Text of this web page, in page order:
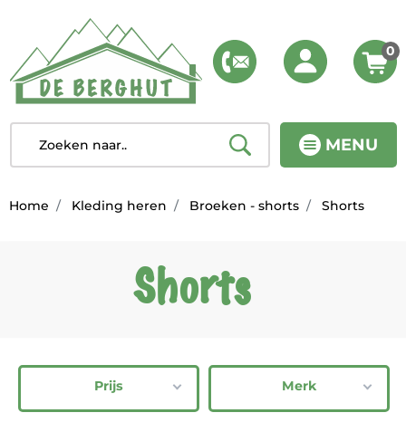
MENU
0
Home Kleding heren Broeken - shorts Shorts
Shorts
Prijs Merk